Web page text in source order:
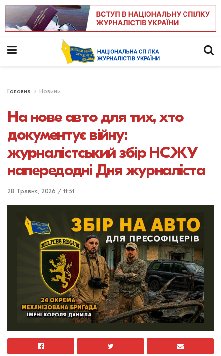
Головна Новини
На нове авто для тих, хто
документує війну:
журналістський збір НСЖУ
напередодні Дня журналіста
28 Травня, 2026 / 11:51